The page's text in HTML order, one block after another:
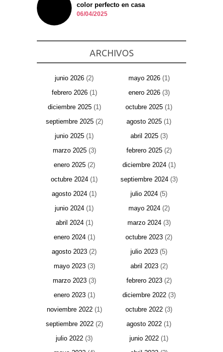
color perfecto en casa
06/04/2025
ARCHIVOS
junio 2026 (2) mayo 2026(1)
febrero 2026(1) enero 2026(3)
diciembre 2025(1) octubre 2025 (1)
septiembre 2025(2) agosto 2025 (1)
junio 2025 (1) abril 2025(3)
marzo 2025(3) febrero 2025(2)
enero 2025(2) diciembre 2024(1)
octubre 2024 (1) septiembre 2024(3)
agosto 2024 (1) julio 2024 (5)
junio 2024 (1) mayo 2024(2)
abril 2024(1) marzo 2024(3)
enero 2024(1) octubre 2023 (2)
agosto 2023 (2) julio 2023 (5)
mayo 2023(3) abril 2023(2)
marzo 2023(3) febrero 2023(2)
enero 2023(1) diciembre 2022(3)
noviembre 2022(1) octubre 2022 (3)
septiembre 2022(2) agosto 2022 (1)
julio 2022 (3) junio 2022 (1)